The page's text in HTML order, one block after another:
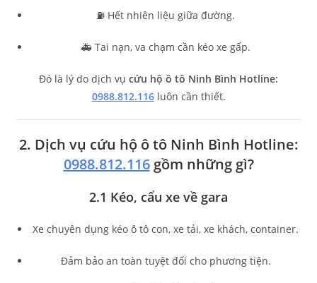
⛽ Hết nhiên liệu giữa đường.
🚑 Tai nạn, va chạm cần kéo xe gấp.
Đó là lý do dịch vụ cứu hộ ô tô Ninh Bình Hotline:
0988.812.116luôn cần thiết.
2. Dịch vụ cứu hộ ô tô Ninh Bình Hotline:
0988.812.116gồm những gì?
2.1 Kéo, cẩu xe về gara
Xe chuyên dụng kéo ô tô con, xe tải, xe khách, container.
Đảm bảo an toàn tuyệt đối cho phương tiện.